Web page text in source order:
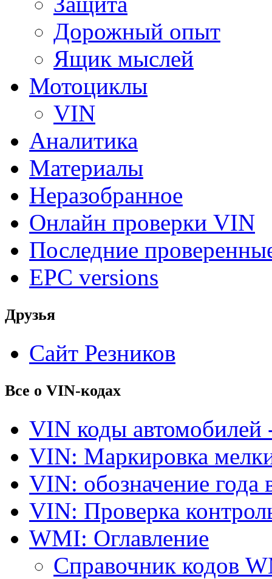
Дорожный опыт
Ящик мыслей
Мотоциклы
VIN
Аналитика
Материалы
Неразобранное
Онлайн проверки VIN
Последние
EPC versions
Друзья
Сайт Резников
Все о VIN-кодах
VIN коды автомобилей
VIN: Маркировка
VIN: обозначение года
VIN: Проверка
WMI: Оглавление
Справочник кодов